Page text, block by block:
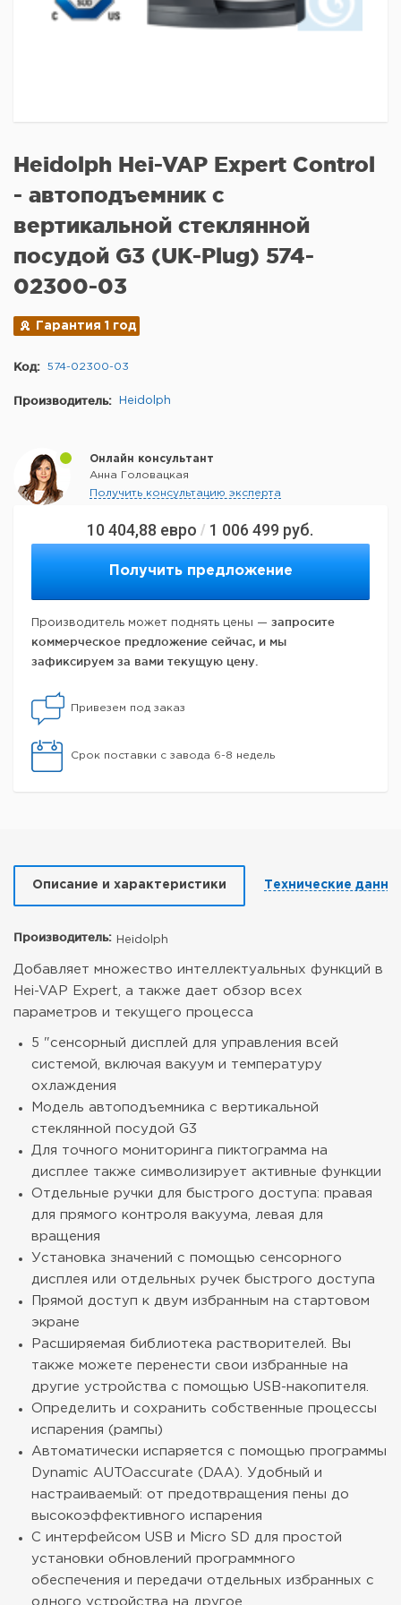
10 404,88 евро / 1 006 499 руб.
Получить предложение
Производитель может поднять цены — запросите
коммерческое предложение сейчас, и мы
зафиксируем за вами текущую цену.
Привезем под заказ
Срок поставки с завода 6-8 недель
Heidolph Hei-VAP Expert Control
- автоподъемник с
вертикальной стеклянной
посудой G3 (UK-Plug) 574-
02300-03
Гарантия 1 год
Код: 574-02300-03
Производитель: Heidolph
Онлайн консультант
Анна Головацкая
Получить консультацию эксперта
Описание и характеристики Технические
Производитель: Heidolph
Добавляет множество интеллектуальных функций в
Hei-VAP Expert, а также дает обзор всех
параметров и текущего процесса
5 "сенсорный дисплей для управления всей
системой, включая вакуум и температуру
охлаждения
Модель автоподъемника с вертикальной
стеклянной посудой G3
Для точного мониторинга пиктограмма на
дисплее также символизирует активные функции
Отдельные ручки для быстрого доступа: правая
для прямого контроля вакуума, левая для
вращения
Установка значений с помощью сенсорного
дисплея или отдельных ручек быстрого доступа
Прямой доступ к двум избранным на стартовом
экране
Расширяемая библиотека растворителей. Вы
также можете перенести свои избранные на
другие устройства с помощью USB-накопителя.
Определить и сохранить собственные процессы
испарения (рампы)
Автоматически испаряется с помощью программы
Dynamic AUTOaccurate (DAA). Удобный и
настраиваемый: от предотвращения пены до
высокоэффективного испарения
С интерфейсом USB и Micro SD для простой
установки обновлений программного
обеспечения и передачи отдельных избранных с
одного устройства на другое